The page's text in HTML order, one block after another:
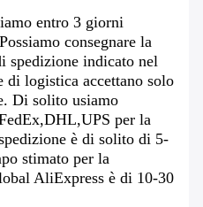
entro 3 giorni
consegnare la
spedizione indicato nel
di logistica accettano solo
Di solito usiamo
per la
è di solito di 5-
stimato per la
AliExpress è di 10-30